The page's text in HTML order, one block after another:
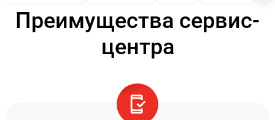
Преимущества сервис-
центра